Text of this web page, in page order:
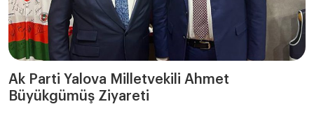
Ak Parti Yalova Milletvekili Ahmet
Büyükgümüş Ziyareti